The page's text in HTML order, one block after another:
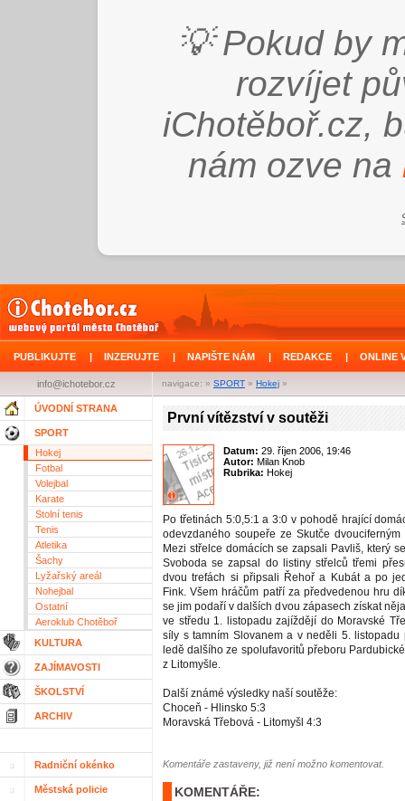
💡 Pokud by
rozvíjet
iChotěboř.cz,
nám ozve na
PUBLIKUJTE | INZERUJTE | NAPIŠTE NÁM | REDAKCE | ONLINE
navigace: » SPORT » Hokej »
info@ichotebor.cz
ÚVODNÍ STRANA
SPORT
Hokej
Fotbal
Volejbal
Karate
Stolní tenis
Tenis
Atletika
Šachy
Lyžařský areál
Nohejbal
Ostatní
Aeroklub Chotěboř
KULTURA
ZAJÍMAVOSTI
ŠKOLSTVÍ
ARCHIV
Radniční okénko
Městská policie
První vítězství v soutěži
Datum: 29. říjen 2006, 19:46
Autor: Milan Knob
Rubrika: Hokej
Po třetinách 5:0,5:1 a 3:0 v pohodě hrající
odevzdaného soupeře ze Skutče dvouciferným
Mezi střelce domácích se zapsali Pavliš, který
Svoboda se zapsal do listiny střelců třemi
dvou trefách si připsali Řehoř a Kubát a po
Fink. Všem hráčům patří za předvedenou hru
se jim podaří v dalších dvou zápasech získat
ve středu 1. listopadu zajíždějí do Moravské
síly s tamním Slovanem a v neděli 5. listopadu
ledě dalšího ze spolufavoritů přeboru
z Litomyšle.
Další známé výsledky naší soutěže:
Choceň - Hlinsko 5:3
Moravská Třebová - Litomyšl 4:3
Komentáře zastaveny, již není možno komentovat.
KOMENTÁŘE: